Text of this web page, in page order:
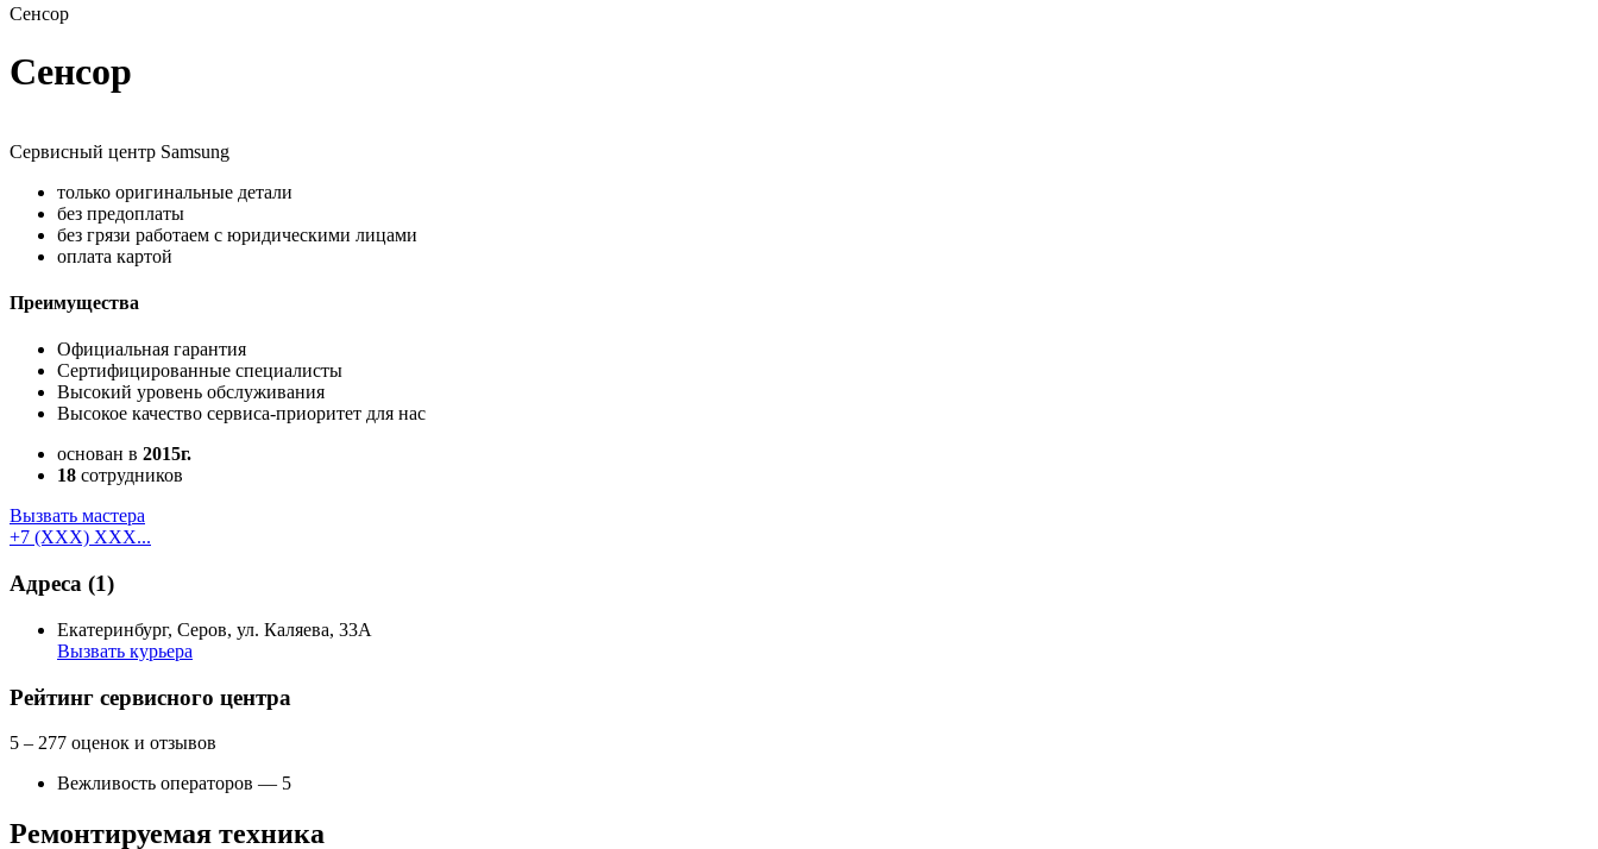
Сенсор
Сенсор
Сервисный центр Samsung
только оригинальные детали
без предоплаты
без грязи работаем с юридическими лицами
оплата картой
Преимущества
Официальная гарантия
Сертифицированные специалисты
Высокий уровень обслуживания
Высокое качество сервиса-приоритет для нас
основан в 2015г.
18 сотрудников
Вызвать мастера
+7 (XXX) XXX...
Адреса (1)
Екатеринбург, Серов, ул. Каляева, 33А
Вызвать курьера
Как добраться Создать свою карту
Рейтинг сервисного центра
5 – 277 оценок и отзывов
Вежливость операторов — 5
Ремонтируемая техника